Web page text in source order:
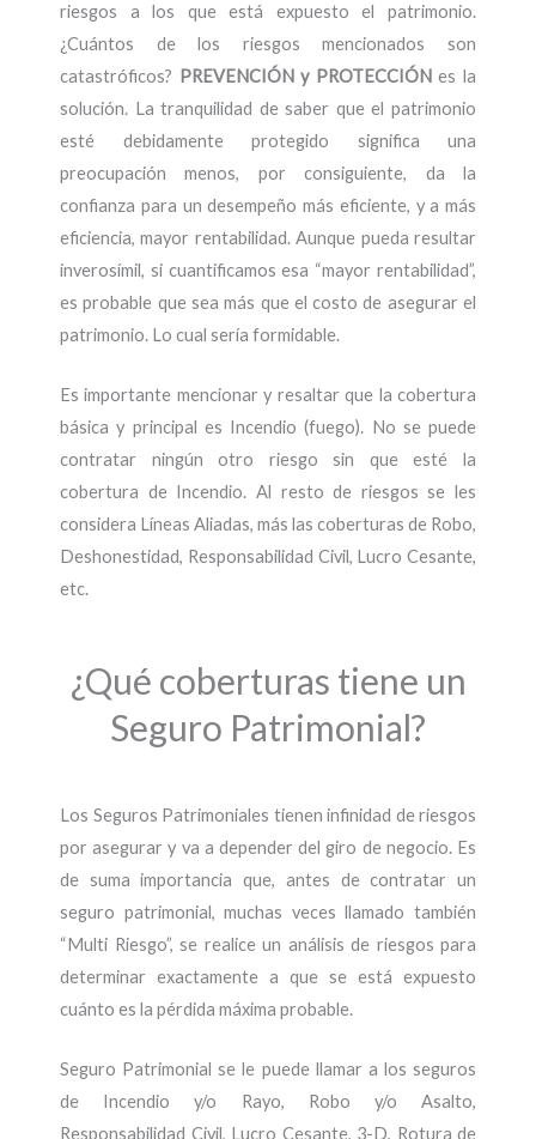
riesgos a los que está expuesto el patrimonio.
¿Cuántos de los riesgos mencionados son
catastróficos? PREVENCIÓN y PROTECCIÓNes la
solución. La tranquilidad de saber que el patrimonio
esté debidamente protegido significa una
preocupación menos, por consiguiente, da la
confianza para un desempeño más eficiente, y a más
eficiencia, mayor rentabilidad. Aunque pueda resultar
inverosímil, si cuantificamos esa “mayor rentabilidad”,
es probable que sea más que el costo de asegurar el
patrimonio. Lo cual sería formidable.
Es importante mencionar y resaltar que la cobertura
básica y principal es Incendio (fuego). No se puede
contratar ningún otro riesgo sin que esté la
cobertura de Incendio. Al resto de riesgos se les
considera Líneas Aliadas, más las coberturas de Robo,
Deshonestidad, Responsabilidad Civil, Lucro Cesante,
etc.
¿Qué coberturas tiene un
Seguro Patrimonial?
Los Seguros Patrimoniales tienen infinidad de riesgos
por asegurar y va a depender del giro de negocio. Es
de suma importancia que, antes de contratar un
seguro patrimonial, muchas veces llamado también
“Multi Riesgo”, se realice un análisis de riesgos para
determinar exactamente a que se está expuesto
cuánto es la pérdida máxima probable.
Seguro Patrimonial se le puede llamar a los seguros
de Incendio y/o Rayo, Robo y/o Asalto,
Responsabilidad Civil, Lucro Cesante, 3-D, Rotura de